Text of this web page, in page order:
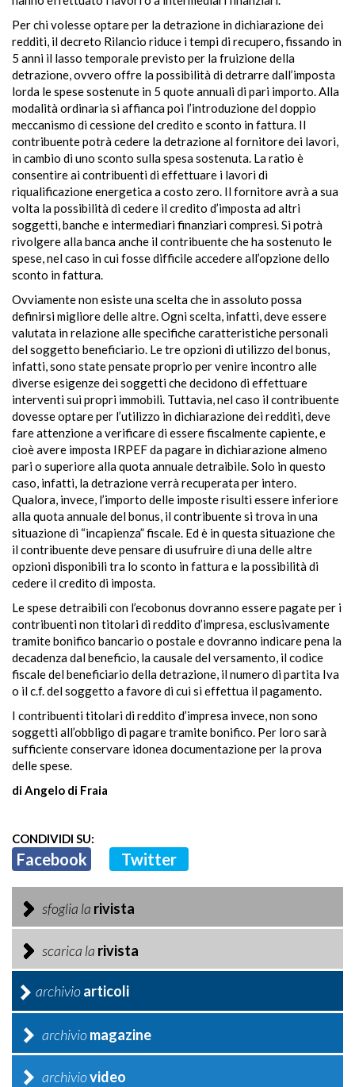
Per chi volesse optare per la detrazione in dichiarazione dei
redditi, il decreto Rilancio riduce i tempi di recupero, fissando in
5 anni il lasso temporale previsto per la fruizione della
detrazione, ovvero offre la possibilità di detrarre dall’imposta
lorda le spese sostenute in 5 quote annuali di pari importo. Alla
modalità ordinaria si affianca poi l’introduzione del doppio
meccanismo di cessione del credito e sconto in fattura. Il
contribuente potrà cedere la detrazione al fornitore dei lavori,
in cambio di uno sconto sulla spesa sostenuta. La ratio è
consentire ai contribuenti di effettuare i lavori di
riqualificazione energetica a costo zero. Il fornitore avrà a sua
volta la possibilità di cedere il credito d’imposta ad altri
soggetti, banche e intermediari finanziari compresi. Si potrà
rivolgere alla banca anche il contribuente che ha sostenuto le
spese, nel caso in cui fosse difficile accedere all’opzione dello
sconto in fattura.
Ovviamente non esiste una scelta che in assoluto possa
definirsi migliore delle altre. Ogni scelta, infatti, deve essere
valutata in relazione alle specifiche caratteristiche personali
del soggetto beneficiario. Le tre opzioni di utilizzo del bonus,
infatti, sono state pensate proprio per venire incontro alle
diverse esigenze dei soggetti che decidono di effettuare
interventi sui propri immobili. Tuttavia, nel caso il contribuente
dovesse optare per l’utilizzo in dichiarazione dei redditi, deve
fare attenzione a verificare di essere fiscalmente capiente, e
cioè avere imposta IRPEF da pagare in dichiarazione almeno
pari o superiore alla quota annuale detraibile. Solo in questo
caso, infatti, la detrazione verrà recuperata per intero.
Qualora, invece, l’importo delle imposte risulti essere inferiore
alla quota annuale del bonus, il contribuente si trova in una
situazione di “incapienza” fiscale. Ed è in questa situazione che
il contribuente deve pensare di usufruire di una delle altre
opzioni disponibili tra lo sconto in fattura e la possibilità di
cedere il credito di imposta.
Le spese detraibili con l’ecobonus dovranno essere pagate per i
contribuenti non titolari di reddito d’impresa, esclusivamente
tramite bonifico bancario o postale e dovranno indicare pena la
decadenza dal beneficio, la causale del versamento, il codice
fiscale del beneficiario della detrazione, il numero di partita Iva
o il c.f. del soggetto a favore di cui si effettua il pagamento.
I contribuenti titolari di reddito d’impresa invece, non sono
soggetti all’obbligo di pagare tramite bonifico. Per loro sarà
sufficiente conservare idonea documentazione per la prova
delle spese.
di Angelo di Fraia
CONDIVIDI SU:
Facebook Twitter
sfoglia la rivista
scarica la rivista
archivioarticoli
archiviomagazine
archiviovideo